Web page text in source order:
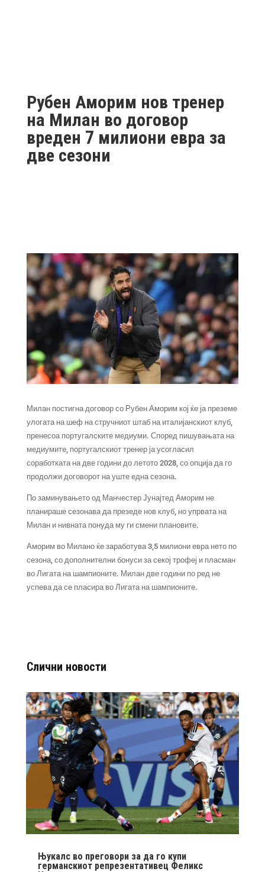
Рубен Аморим нов тренер
на Милан во договор
вреден 7 милиони евра за
две сезони
Милан постигна договор со Рубен Аморим кој ќе ја преземе
улогата на шеф на стручниот штаб на италијанскиот клуб,
пренесоа португалските медиуми. Според пишувањата на
медиумите, португалскиот тренер ја усогласил
соработката на две години до летото 2028, со опција да го
продолжи договорот на уште една сезона.
По заминувањето од Манчестер Јунајтед Аморим не
планираше сезонава да презеде нов клуб, но упрвата на
Милан и нивната понуда му ги смени плановите.
Аморим во Милано ќе заработува 3,5 милиони евра нето по
сезона, со дополнителни бонуси за секој трофеј и пласман
во Лигата на шампионите. Милан две години по ред не
успева да се пласира во Лигата на шампионите.
Слични новости
Њукалс во преговори за да го купи
германскиот репрезентативец Феликс